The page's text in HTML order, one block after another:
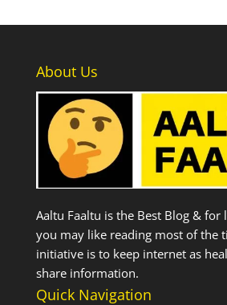
About Us
Aaltu Faaltu is the Best Blog & for
you may like reading most of the
initiative is to keep internet as
share information.
Quick Navigation